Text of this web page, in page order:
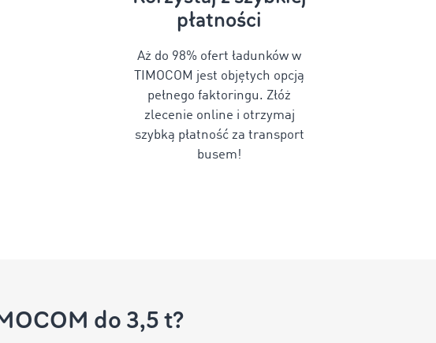
płatności
Aż do 98% ofert ładunków w
TIMOCOM jest objętych opcją
pełnego faktoringu. Złóż
zlecenie online i otrzymaj
szybką płatność za transport
busem!
do 3,5 t?